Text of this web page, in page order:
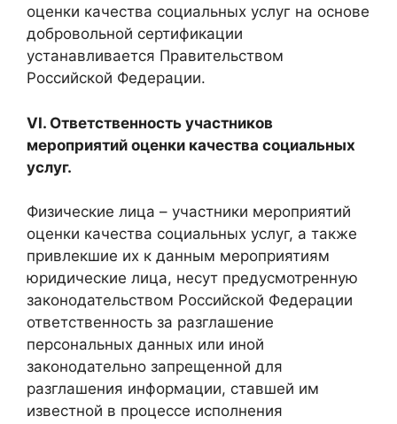
оценки качества социальных услуг на основе
добровольной сертификации
устанавливается Правительством
Российской Федерации.
VI. Ответственность участников
мероприятий оценки качества социальных
услуг.
Физические лица – участники мероприятий
оценки качества социальных услуг, а также
привлекшие их к данным мероприятиям
юридические лица, несут предусмотренную
законодательством Российской Федерации
ответственность за разглашение
персональных данных или иной
законодательно запрещенной для
разглашения информации, ставшей им
известной в процессе исполнения